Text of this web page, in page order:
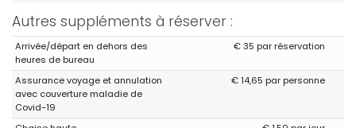
Autres suppléments à réserver :
Arrivée/départ en dehors des
heures de bureau
€ 35 par réservation
Assurance voyage et annulation
avec couverture maladie de
Covid-19
€ 14,65 par personne